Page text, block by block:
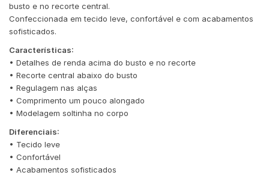
busto e no recorte central.
Confeccionada em tecido leve, confortável e com acabamentos
sofisticados.
Características:
• Detalhes de renda acima do busto e no recorte
• Recorte central abaixo do busto
• Regulagem nas alças
• Comprimento um pouco alongado
• Modelagem soltinha no corpo
Diferenciais:
• Tecido leve
• Confortável
• Acabamentos sofisticados